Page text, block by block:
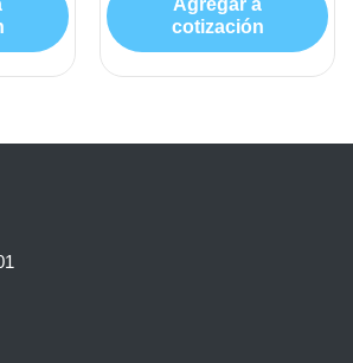
Agregar a
cotización